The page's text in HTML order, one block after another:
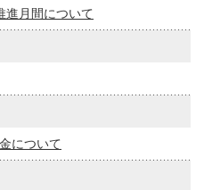
進月間について
について